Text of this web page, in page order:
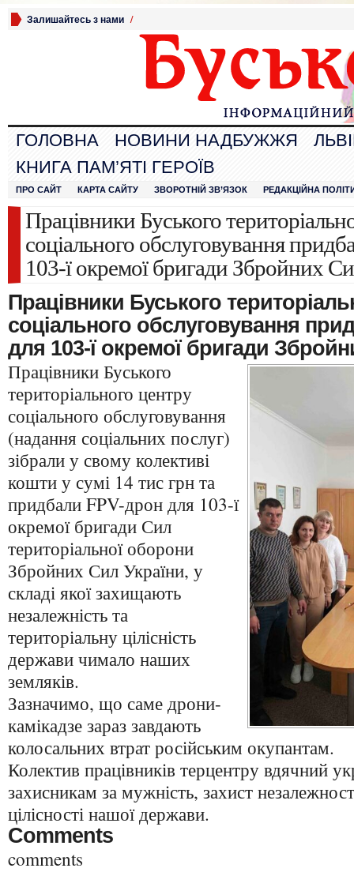
Залишайтесь з нами /
ГОЛОВНА НОВИНИ НАДБУЖЖЯ
КНИГА ПАМ’ЯТІ ГЕРОЇВ
ПРО САЙТ КАРТА САЙТУ ЗВОРОТНІЙ ЗВ’ЯЗОК РЕДАКЦІЙНА
Працівники Буського
соціального обслуговування
103-ї окремої бригади Збройних
Працівники Буського
соціального обслуговування
для 103-ї окремої бригади
Працівники Буського
територіального центру
соціального обслуговування
(надання соціальних послуг)
зібрали у свому колективі
кошти у сумі 14 тис грн та
придбали FPV-дрон для 103-ї
окремої бригади Сил
територіальної оборони
Збройних Сил України, у
складі якої захищають
незалежність та
територіальну цілісність
держави чимало наших
земляків.
Зазначимо, що саме дрони-
камікадзе зараз завдають
колосальних втрат російським окупантам.
Колектив працівників терцентру вдячний
захисникам за мужність, захист
цілісності нашої держави.
Comments
comments